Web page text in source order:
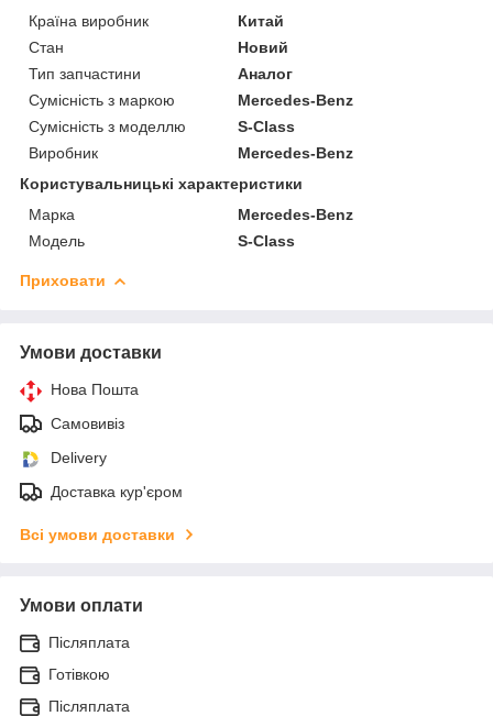
Країна виробник
Китай
Стан
Новий
Тип запчастини
Аналог
Сумісність з маркою
Mercedes-Benz
Сумісність з моделлю
S-Class
Виробник
Mercedes-Benz
Користувальницькі характеристики
Марка
Mercedes-Benz
Модель
S-Class
Приховати
Умови доставки
Нова Пошта
Самовивіз
Delivery
Доставка кур'єром
Всі умови доставки
Умови оплати
Післяплата
Готівкою
Післяплата